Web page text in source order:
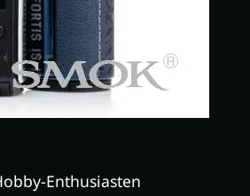
Enthusiasten